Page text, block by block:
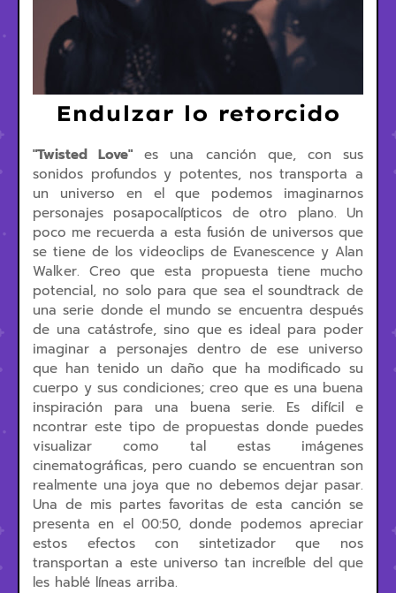
Endulzar lo retorcido
"Twisted Love" es una canción que, con sus
sonidos profundos y potentes, nos transporta a
un universo en el que podemos imaginarnos
personajes posapocalípticos de otro plano. Un
poco me recuerda a esta fusión de universos que
se tiene de los videoclips de Evanescence y Alan
Walker. Creo que esta propuesta tiene mucho
potencial, no solo para que sea el soundtrack de
una serie donde el mundo se encuentra después
de una catástrofe, sino que es ideal para poder
imaginar a personajes dentro de ese universo
que han tenido un daño que ha modificado su
cuerpo y sus condiciones; creo que es una buena
inspiración para una buena serie. Es difícil e
ncontrar este tipo de propuestas donde puedes
visualizar como tal estas imágenes
cinematográficas, pero cuando se encuentran son
realmente una joya que no debemos dejar pasar.
Una de mis partes favoritas de esta canción se
presenta en el 00:50, donde podemos apreciar
estos efectos con sintetizador que nos
transportan a este universo tan increíble del que
les hablé líneas arriba.